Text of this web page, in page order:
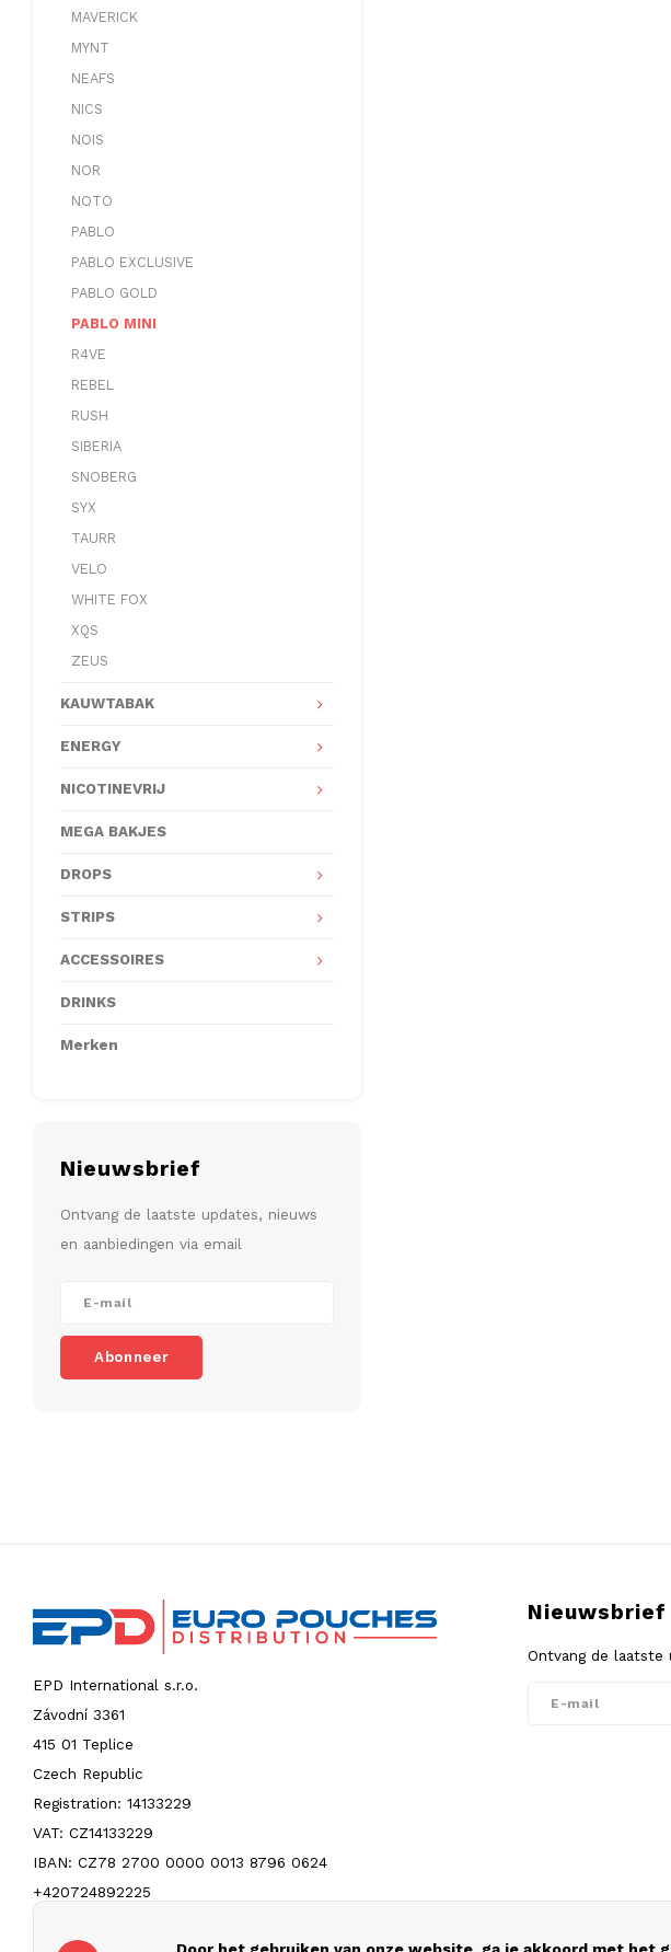
MAVERICK
MYNT
NEAFS
NICS
NOIS
NOR
NOTO
PABLO
PABLO EXCLUSIVE
PABLO GOLD
PABLO MINI
R4VE
REBEL
RUSH
SIBERIA
SNOBERG
SYX
TAURR
VELO
WHITE FOX
XQS
ZEUS
KAUWTABAK
ENERGY
NICOTINEVRIJ
MEGA BAKJES
DROPS
STRIPS
ACCESSOIRES
DRINKS
Merken
Nieuwsbrief
Ontvang de laatste updates, nieuws
en aanbiedingen via email
Abonneer
EPD International s.r.o.
Závodní 3361
415 01 Teplice
Czech Republic
Registration: 14133229
VAT: CZ14133229
IBAN: CZ78 2700 0000 0013 8796 0624
+420724892225
Nieuwsbrief
Ontvang de laatste
Door het gebruiken van onze website, ga je akkoord met het